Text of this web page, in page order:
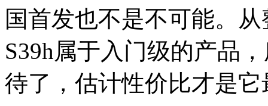
国首发也不是不可能。
S39h属于入门级的产品
待了，估计性价比才是